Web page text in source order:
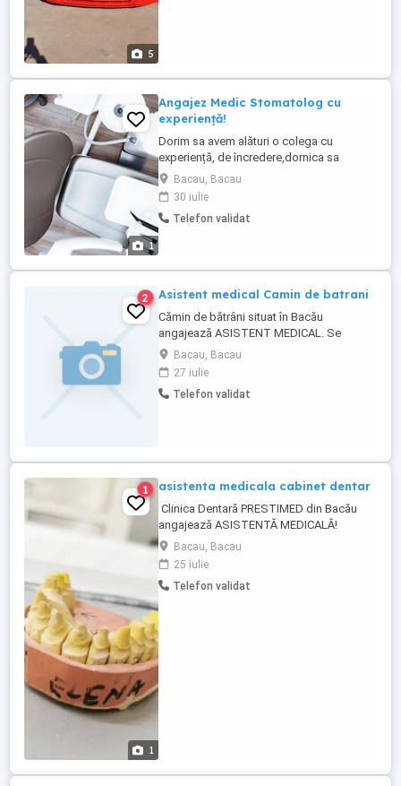
5
1
Angajez Medic Stomatolog cu
experiență!
Dorim sa avem alături o colega cu
experiență, de încredere,dornica sa
evolueze,serioasa,cu grija fata de
pacienți. Așteptăm CV -ul dvs la nr. de
WhatsApp. Rog seriozitate!
Bacau, Bacau
30 iulie
Telefon validat
2 Asistent medical Camin de batrani
Cămin de bătrâni situat în Bacău
angajează ASISTENT MEDICAL. Se
lucrează în ture 12 24 12 48.
Bacau, Bacau
27 iulie
Telefon validat
1
1 asistenta medicala cabinet dentar
Clinica Dentară PRESTIMED din Bacău
angajează ASISTENTĂ MEDICALĂ!
Suntem o clinică stomatologică modernă
situată în zona centrală a orașului Bacău și
căutăm o persoană dedicată, empatică și
organizată care să ni se alăture în echipă.
Bacau, Bacau
25 iulie
Telefon validat